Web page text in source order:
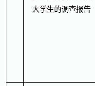
大学生的调查报告